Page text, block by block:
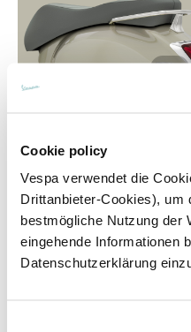
Cookie policy
Vespa verwendet die
Drittanbieter-Cookies), um
bestmögliche Nutzung der
eingehende Informationen
Datenschutzerklärung